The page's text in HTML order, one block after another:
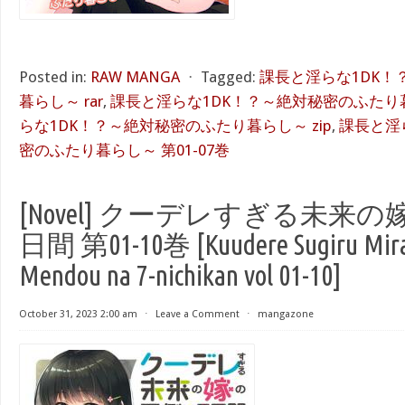
Posted in: RAW MANGA ⋅ Tagged: 課長と淫らな1DK！
暮らし～ rar, 課長と淫らな1DK！？～絶対秘密のふたり
らな1DK！？～絶対秘密のふたり暮らし～ zip, 課長と淫
密のふたり暮らし～ 第01-07巻
[Novel] クーデレすぎる未来の
日間 第01-10巻 [Kuudere Sugiru
Mendou na 7-nichikan vol 01-10]
October 31, 2023 2:00 am ⋅ Leave a Comment ⋅ mangazone